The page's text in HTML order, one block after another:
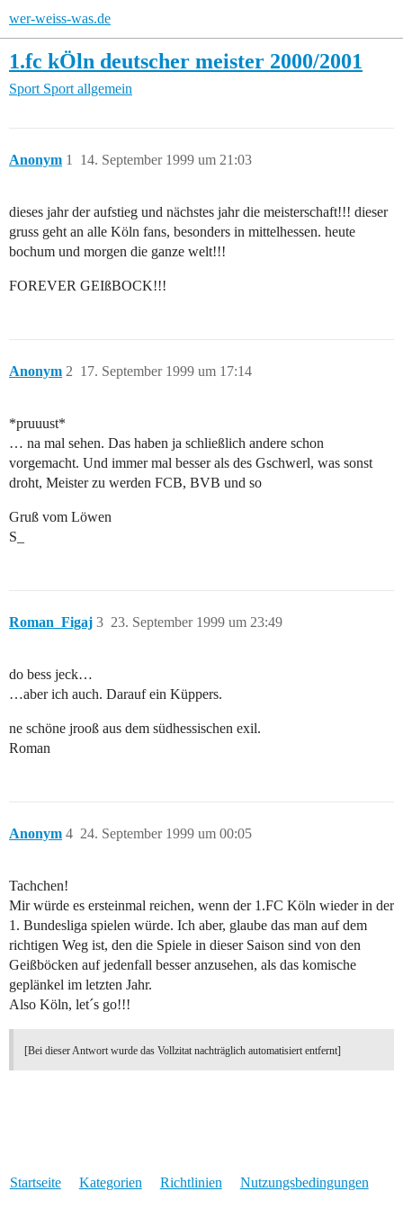
wer-weiss-was.de
1.fc kÖln deutscher meister 2000/2001
Sport Sport allgemein
Anonym 14. September 1999 um 21:03
1
dieses jahr der aufstieg und nächstes jahr die meisterschaft!!! dieser
gruss geht an alle Köln fans, besonders in mittelhessen. heute
bochum und morgen die ganze welt!!!
FOREVER GEIßBOCK!!!
Anonym 17. September 1999 um 17:14
2
*pruuust*
… na mal sehen. Das haben ja schließlich andere schon
vorgemacht. Und immer mal besser als des Gschwerl, was sonst
droht, Meister zu werden FCB, BVB und so
Gruß vom Löwen
S_
Roman_Figaj 23. September 1999 um 23:49
3
do bess jeck…
…aber ich auch. Darauf ein Küppers.
ne schöne jrooß aus dem südhessischen exil.
Roman
Anonym 24. September 1999 um 00:05
4
Tachchen!
Mir würde es ersteinmal reichen, wenn der 1.FC Köln wieder in der
1. Bundesliga spielen würde. Ich aber, glaube das man auf dem
richtigen Weg ist, den die Spiele in dieser Saison sind von den
Geißböcken auf jedenfall besser anzusehen, als das komische
geplänkel im letzten Jahr.
Also Köln, let´s go!!!
[Bei dieser Antwort wurde das Vollzitat nachträglich automatisiert entfernt]
Startseite Kategorien Richtlinien Nutzungsbedingungen